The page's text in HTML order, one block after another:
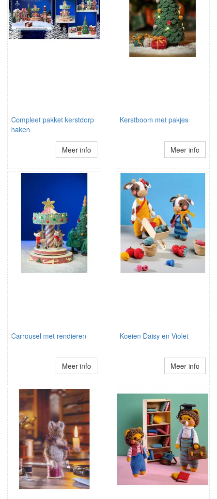
Compleet pakket kerstdorp
haken
Meer info
Kerstboom met pakjes
Meer info
Carrousel met rendieren
Meer info
Koeien Daisy en Violet
Meer info